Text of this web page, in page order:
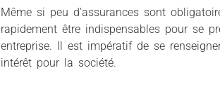
Même si peu d’assurances sont
rapidement être indispensables pour se
entreprise. Il est impératif de se
intérêt pour la société.